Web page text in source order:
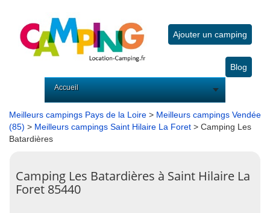
Ajouter un camping
Blog
Accueil
Meilleurs campings Pays de la Loire > Meilleurs campings Vendée
(85) > Meilleurs campings Saint Hilaire La Foret > Camping Les
Batardières
Camping Les Batardières à Saint Hilaire La
Foret 85440